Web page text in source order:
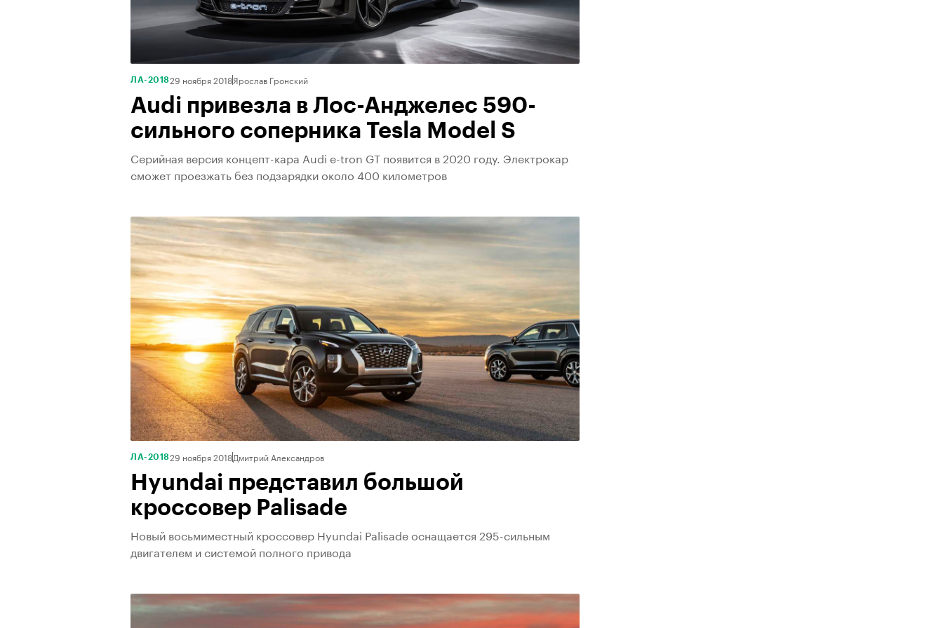
ЛА-201829 ноября 2018Ярослав Гронский
Audi привезла в Лос-Анджелес 590-
сильного соперника Tesla Model S
Серийная версия концепт-кара Audi e-tron GT появится в 2020 году. Электрокар
сможет проезжать без подзарядки около 400 километров
ЛА-201829 ноября 2018Дмитрий Александров
Hyundai представил большой
кроссовер Palisade
Новый восьмиместный кроссовер Hyundai Palisade оснащается 295-сильным
двигателем и системой полного привода